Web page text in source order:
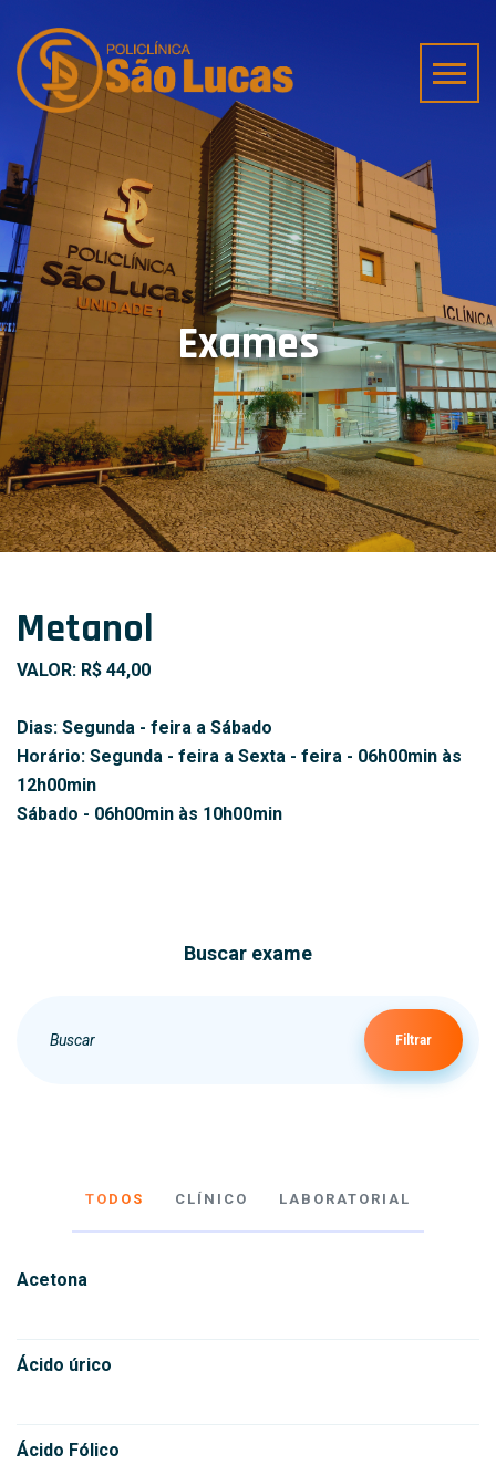
Exames
Metanol
VALOR: R$ 44,00
Dias: Segunda - feira a Sábado
Horário: Segunda - feira a Sexta - feira - 06h00min às
12h00min
Sábado - 06h00min às 10h00min
Buscar exame
Filtrar
TODOS CLÍNICO LABORATORIAL
Acetona
Ácido úrico
Ácido Fólico